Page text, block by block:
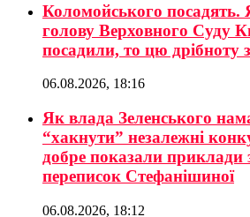
Коломойського
голову Верховного Суду
посадили, то цю дрібноту
06.08.2026, 18:16
Як влада Зеленського
“хакнути” незалежні
добре показали приклади
переписок Стефанішиної
06.08.2026, 18:12